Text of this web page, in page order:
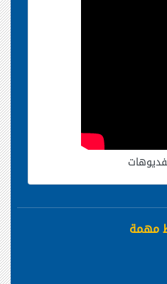
مهمة